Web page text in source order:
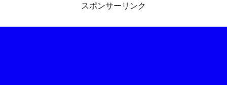
スポンサーリンク